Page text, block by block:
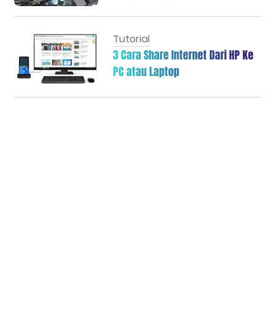
Tutorial
3 Cara Share Internet Dari HP Ke
PC atau Laptop